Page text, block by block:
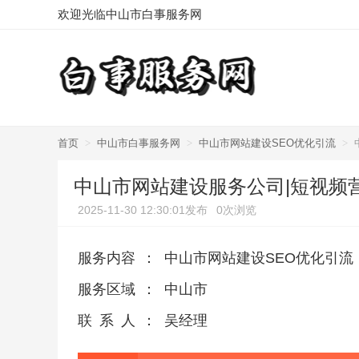
欢迎光临中山市白事服务网
首页 > 中山市白事服务网 > 中山市网站建设SEO优化引流 >
中山市网站建设服务公司|短视频
2025-11-30 12:30:01发布 0次浏览
服务内容 ：
中山市网站建设SEO优化引流
服务区域
：
中山市
联系人
： 吴经理